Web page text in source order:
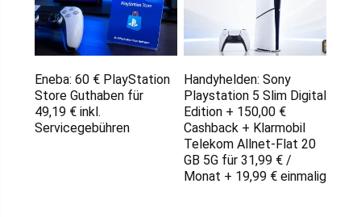
Eneba: 60 € PlayStation
Store Guthaben für
49,19 € inkl.
Servicegebühren
Handyhelden: Sony
Playstation 5 Slim Digital
Edition + 150,00 €
Cashback + Klarmobil
Telekom Allnet-Flat 20
GB 5G für 31,99 € /
Monat + 19,99 € einmalig